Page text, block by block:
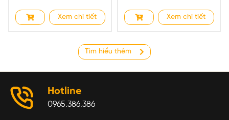
Xem chi tiết Xem chi tiết
Tìm hiểu thêm
Hotline
0965.386.386